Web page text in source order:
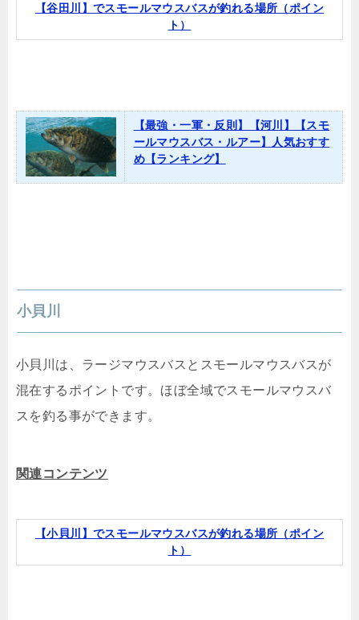
【谷田川】でスモールマウスバスが釣れる場所（ポイン
ト）
【最強・一軍・反則】【河川】【スモ
ールマウスバス・ルアー】人気おすす
め【ランキング】
小貝川
小貝川は、ラージマウスバスとスモールマウスバスが
混在するポイントです。ほぼ全域でスモールマウスバ
スを釣る事ができます。
関連コンテンツ
【小貝川】でスモールマウスバスが釣れる場所（ポイン
ト）